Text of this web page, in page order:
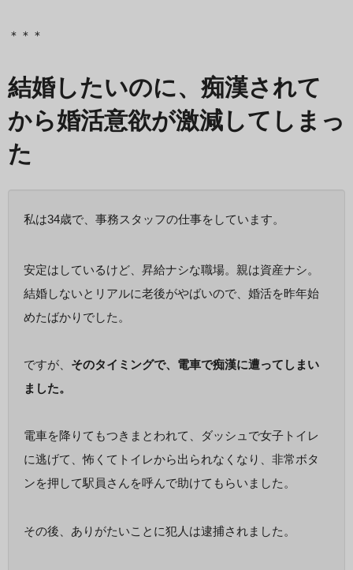
＊＊＊
結婚したいのに、痴漢されて
から婚活意欲が激減してしまっ
た
私は34歳で、事務スタッフの仕事をしています。
安定はしているけど、昇給ナシな職場。親は資産ナシ。
結婚しないとリアルに老後がやばいので、婚活を昨年始
めたばかりでした。
ですが、 そのタイミングで、電車で痴漢に遭ってしまい
ました。
電車を降りてもつきまとわれて、ダッシュで女子トイレ
に逃げて、怖くてトイレから出られなくなり、非常ボタ
ンを押して駅員さんを呼んで助けてもらいました。
その後、ありがたいことに犯人は逮捕されました。